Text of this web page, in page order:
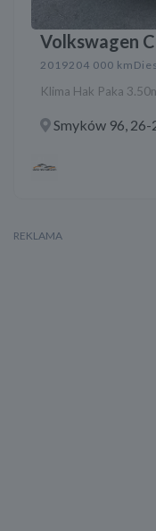
Volkswagen
2019204 000 km
Klima Hak Paka
Smyków 96, 26-